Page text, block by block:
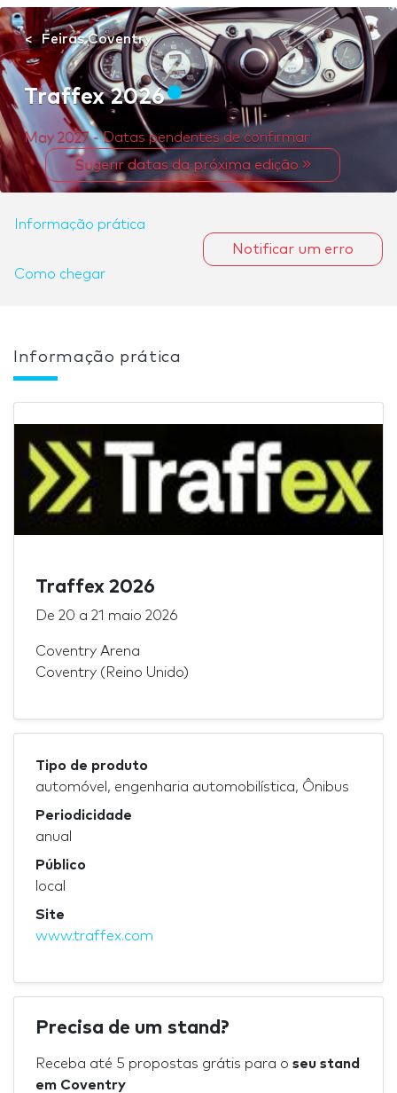
Feiras Coventry
Traffex 2026
May 2027 - Datas pendentes de confirmar
Sugerir datas da próxima edição
Informação prática
Como chegar
Notificar um erro
Informação prática
Traffex 2026
De 20 a 21 maio 2026
Coventry Arena
Coventry (Reino Unido)
Tipo de produto
automóvel, engenharia automobilística, Ônibus
Periodicidade
anual
Público
local
Site
www.traffex.com
Precisa de um stand?
Receba até 5 propostas grátis para o seu stand
em Coventry